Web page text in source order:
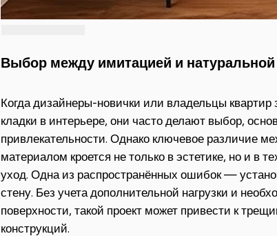
Выбор между имитацией и натуральной
Когда дизайнеры-новички или владельцы
кладки в интерьере, они часто делают выбор,
привлекательности. Однако ключевое различие
материалом кроется не только в эстетике, но и в
уход. Одна из распространённых ошибок —
стену. Без учета дополнительной нагрузки и
поверхности, такой проект может привести к
конструкций.